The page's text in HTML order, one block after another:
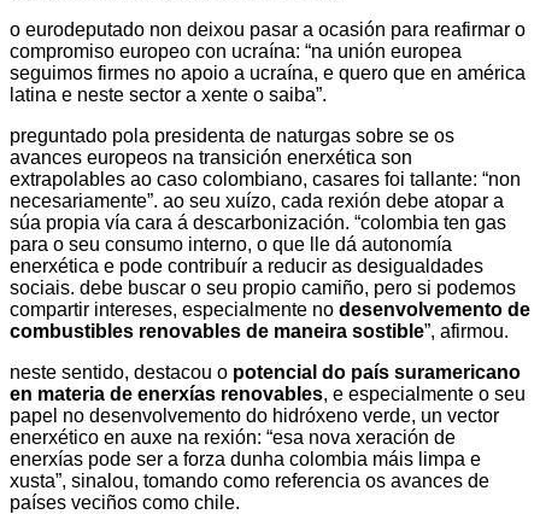
o eurodeputado non deixou pasar a ocasión para reafirmar o
compromiso europeo con ucraína: “na unión europea
seguimos firmes no apoio a ucraína, e quero que en américa
latina e neste sector a xente o saiba”.
preguntado pola presidenta de naturgas sobre se os
avances europeos na transición enerxética son
extrapolables ao caso colombiano, casares foi tallante: “non
necesariamente”. ao seu xuízo, cada rexión debe atopar a
súa propia vía cara á descarbonización. “colombia ten gas
para o seu consumo interno, o que lle dá autonomía
enerxética e pode contribuír a reducir as desigualdades
sociais. debe buscar o seu propio camiño, pero si podemos
compartir intereses, especialmente no desenvolvemento de
combustibles renovables de maneira sostible”, afirmou.
neste sentido, destacou o potencial do país suramericano
en materia de enerxías renovables, e especialmente o seu
papel no desenvolvemento do hidróxeno verde, un vector
enerxético en auxe na rexión: “esa nova xeración de
enerxías pode ser a forza dunha colombia máis limpa e
xusta”, sinalou, tomando como referencia os avances de
países veciños como chile.